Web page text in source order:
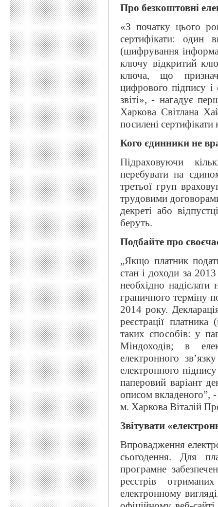
Про безкоштовні
«З початку цього
сертифікати: один
(шифрування
ключу відкритий
ключа, що
цифрового підпису і
звіті», - нагадує
Харкова Світлана
посилені
Кого єдинники не
Підраховуючи
перебувати на
третьої груп
трудовими
декреті або
беруть.
Подбайте про
„Якщо платник
стан і доходи за
необхідно надіслати
граничного терміну
2014 року.
реєстрації
таких способів: у
Міндоходів; в
електронного
електронного
паперовий варіант
описом вкладеного”,
м. Харкова Віталій
Звітувати
Впровадження
сьогодення. Для
програмне
реєстрів
електронному